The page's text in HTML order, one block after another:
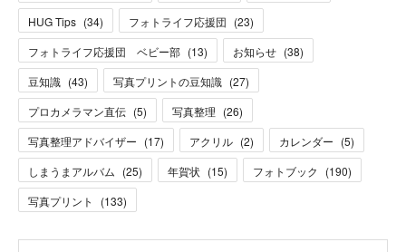
HUG Tips (34) フォトライフ応援団 (23)
フォトライフ応援団 ベビー部 (13) お知らせ (38)
豆知識 (43) 写真プリントの豆知識 (27)
プロカメラマン直伝 (5) 写真整理 (26)
写真整理アドバイザー (17) アクリル (2) カレンダー (5)
しまうまアルバム (25) 年賀状 (15) フォトブック (190)
写真プリント
(133)